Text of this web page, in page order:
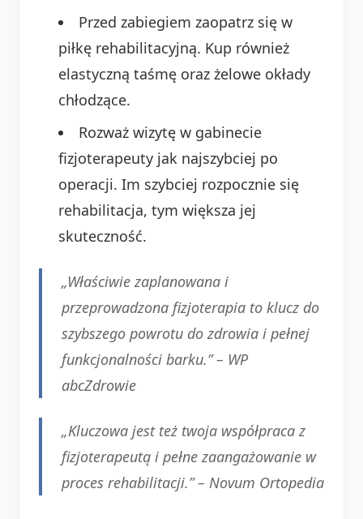
Przed zabiegiem zaopatrz się w
piłkę rehabilitacyjną. Kup również
elastyczną taśmę oraz żelowe okłady
chłodzące.
Rozważ wizytę w gabinecie
fizjoterapeuty jak najszybciej po
operacji. Im szybciej rozpocznie się
rehabilitacja, tym większa jej
skuteczność.
„Właściwie zaplanowana i
przeprowadzona fizjoterapia to klucz do
szybszego powrotu do zdrowia i pełnej
funkcjonalności barku.” – WP
abcZdrowie
„Kluczowa jest też twoja współpraca z
fizjoterapeutą i pełne zaangażowanie w
proces rehabilitacji.” – Novum Ortopedia